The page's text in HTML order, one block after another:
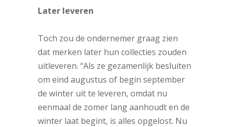
Later leveren
Toch zou de ondernemer graag zien
dat merken later hun collecties zouden
uitleveren. “Als ze gezamenlijk besluiten
om eind augustus of begin september
de winter uit te leveren, omdat nu
eenmaal de zomer lang aanhoudt en de
winter laat begint, is alles opgelost. Nu